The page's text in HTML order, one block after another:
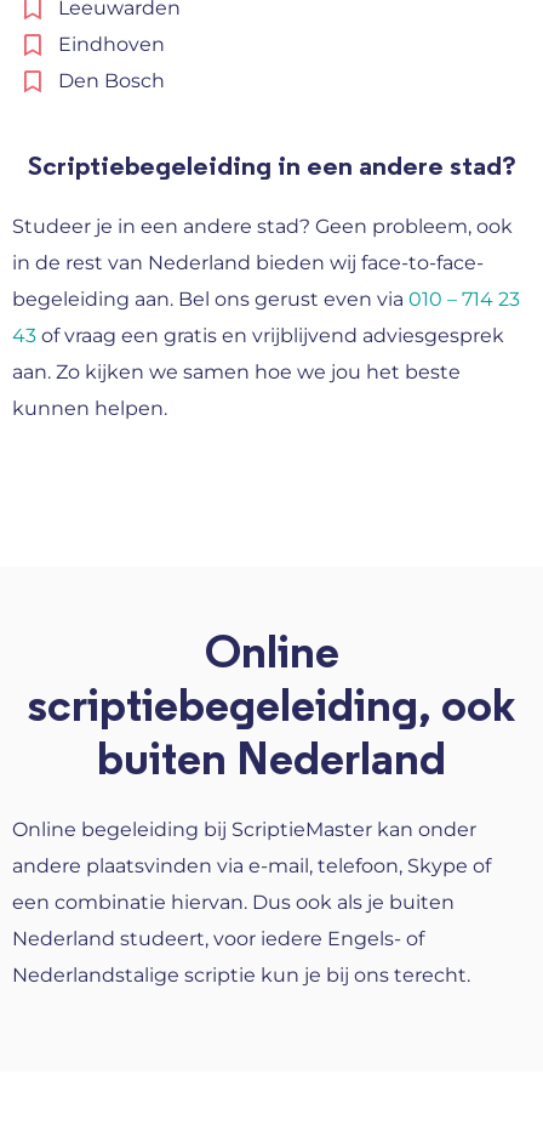
Leeuwarden
Eindhoven
Den Bosch
Scriptiebegeleiding in een andere stad?
Studeer je in een andere stad? Geen probleem, ook
in de rest van Nederland bieden wij face-to-face-
begeleiding aan. Bel ons gerust even via 010 – 714 23
43 of vraag een gratis en vrijblijvend adviesgesprek
aan. Zo kijken we samen hoe we jou het beste
kunnen helpen.
Online
scriptiebegeleiding, ook
buiten Nederland
Online begeleiding bij ScriptieMaster kan onder
andere plaatsvinden via e-mail, telefoon, Skype of
een combinatie hiervan. Dus ook als je buiten
Nederland studeert, voor iedere Engels- of
Nederlandstalige scriptie kun je bij ons terecht.